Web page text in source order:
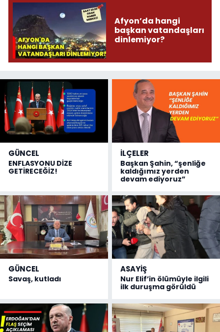
Afyon’da hangi
başkan vatandaşları
dinlemiyor?
GÜNCEL
ENFLASYONU DİZE
GETİRECEĞİZ!
İLÇELER
Başkan Şahin, “şenliğe
kaldığımız yerden
devam ediyoruz”
GÜNCEL
Savaş, kutladı
ASAYİŞ
Nur Elif’in ölümüyle ilgili
ilk duruşma görüldü